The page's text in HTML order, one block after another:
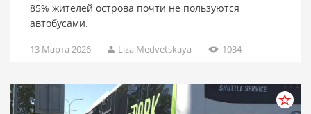
85% жителей острова почти не пользуются
автобусами.
13 Марта 2026 Liza Medvetskaya 1034